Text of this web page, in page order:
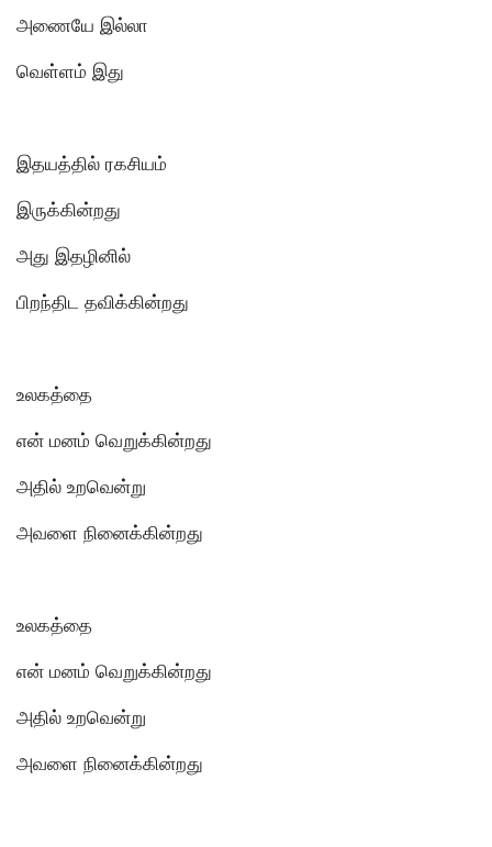
அணையே இல்லா
வெள்ளம் இது
இதயத்தில் ரகசியம்
இருக்கின்றது
அது இதழினில்
பிறந்திட தவிக்கின்றது
உலகத்தை
என் மனம் வெறுக்கின்றது
அதில் உறவென்று
அவளை நினைக்கின்றது
உலகத்தை
என் மனம் வெறுக்கின்றது
அதில் உறவென்று
அவளை நினைக்கின்றது